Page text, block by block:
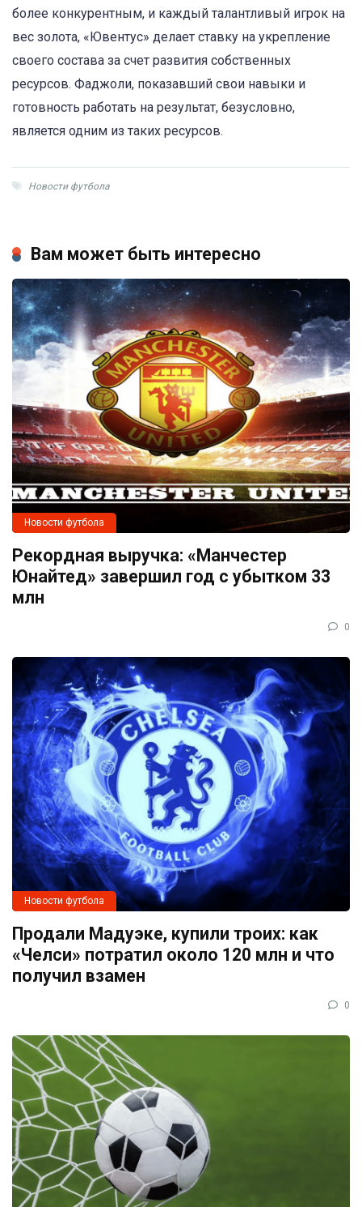
более конкурентным, и каждый талантливый игрок на
вес золота, «Ювентус» делает ставку на укрепление
своего состава за счет развития собственных
ресурсов. Фаджоли, показавший свои навыки и
готовность работать на результат, безусловно,
является одним из таких ресурсов.
Новости футбола
Вам может быть интересно
Новости футбола
Рекордная выручка: «Манчестер
Юнайтед» завершил год с убытком 33
млн
0
Новости футбола
Продали Мадуэке, купили троих: как
«Челси» потратил около 120 млн и что
получил взамен
0